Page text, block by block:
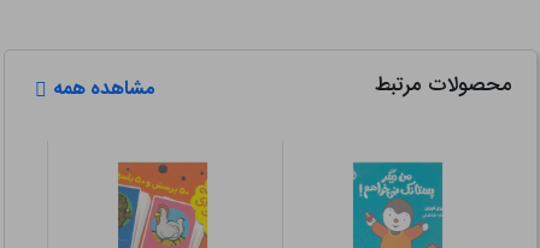
محصولات مرتبط مشاهده همه